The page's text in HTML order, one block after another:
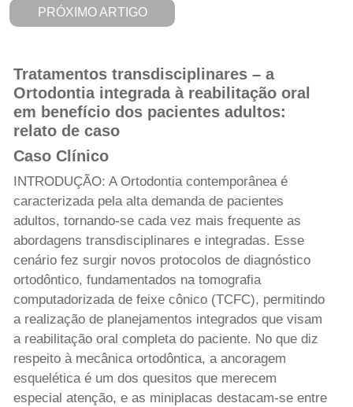
PRÓXIMO ARTIGO
Tratamentos transdisciplinares – a
Ortodontia integrada à reabilitação oral
em benefício dos pacientes adultos:
relato de caso
Caso Clínico
INTRODUÇÃO: A Ortodontia contemporânea é
caracterizada pela alta demanda de pacientes
adultos, tornando-se cada vez mais frequente as
abordagens transdisciplinares e integradas. Esse
cenário fez surgir novos protocolos de diagnóstico
ortodôntico, fundamentados na tomografia
computadorizada de feixe cônico (TCFC), permitindo
a realização de planejamentos integrados que visam
a reabilitação oral completa do paciente. No que diz
respeito à mecânica ortodôntica, a ancoragem
esquelética é um dos quesitos que merecem
especial atenção, e as miniplacas destacam-se entre